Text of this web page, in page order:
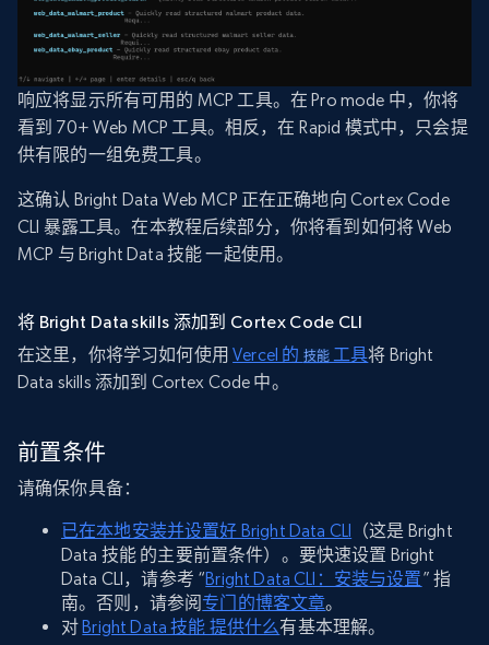
响应将显示所有可用的 MCP 工具。在 Pro mode 中，你将
看到 70+ Web MCP 工具。相反，在 Rapid 模式中，只会提
供有限的一组免费工具。
这确认 Bright Data Web MCP 正在正确地向 Cortex Code
CLI 暴露工具。在本教程后续部分，你将看到如何将 Web
MCP 与 Bright Data 技能 一起使用。
将 Bright Data skills 添加到 Cortex Code CLI
在这里，你将学习如何使用Vercel 的 技能工具将 Bright
Data skills 添加到 Cortex Code 中。
前置条件
请确保你具备：
已在本地安装并设置好 Bright Data CLI （这是 Bright
Data 技能 的主要前置条件）。要快速设置 Bright
Data CLI，请参考 “Bright Data CLI：安装与设置” 指
南。否则，请参阅专门的博客文章。
对Bright Data 技能 提供什么有基本理解。